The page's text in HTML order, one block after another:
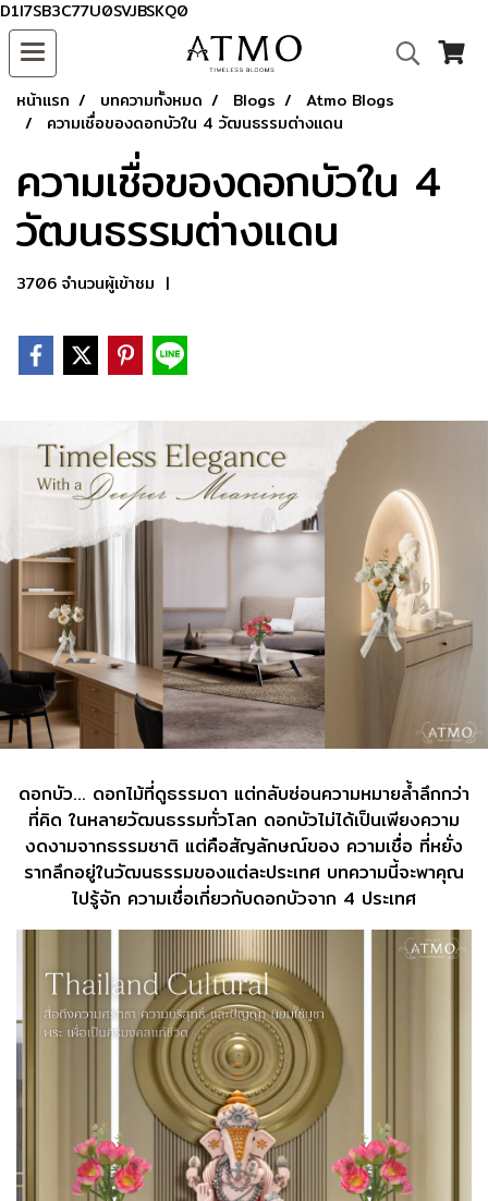
D1I7SB3C77U0SVJBSKQ0
หน้าแรก บทความทั้งหมด Blogs
Atmo Blogs
ความเชื่อของดอกบัวใน 4 วัฒนธรรมต่างแดน
ความเชื่อของดอกบัวใน 4
วัฒนธรรมต่างแดน
3706 จำนวนผู้เข้าชม |
ดอกบัว... ดอกไม้ที่ดูธรรมดา แต่กลับซ่อนความหมายล้ำลึกกว่า
ที่คิด ในหลายวัฒนธรรมทั่วโลก ดอกบัวไม่ได้เป็นเพียงความ
งดงามจากธรรมชาติ แต่คือสัญลักษณ์ของ ความเชื่อ ที่หยั่ง
รากลึกอยู่ในวัฒนธรรมของแต่ละประเทศ บทความนี้จะพาคุณ
ไปรู้จัก ความเชื่อเกี่ยวกับดอกบัวจาก 4 ประเทศ